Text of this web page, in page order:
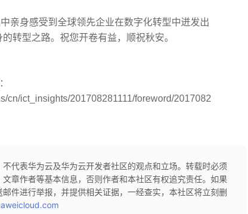
亲身感受到全球领先企业在数字化转型中迸发出
转型之路。祝您开卷有益，顺祝秋安。
cn/ict_insights/201708281111/foreword/2017082
不代表华为云及华为云开发者社区的观点和立场。转载时必须
章作者等基本信息，否则作者和本社区有权追究责任。如果
件进行举报，并提供相关证据，一经查实，本社区将立刻删